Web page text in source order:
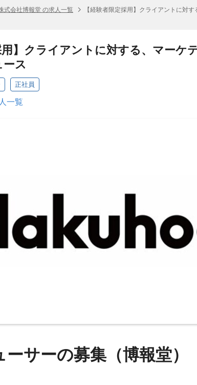
式会社博報堂 の求人一覧
【経験者限定採用】クライアントに対
用】クライアントに対する、マーケ
ス
正社員
一覧
サーの募集（博報堂）